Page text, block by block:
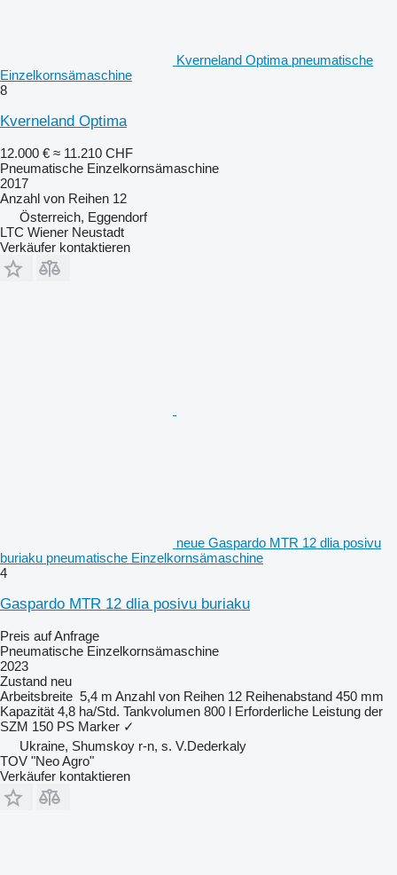
Kverneland Optima pneumatische
Einzelkornsämaschine
8
Kverneland Optima
12.000 € ≈ 11.210 CHF
Pneumatische Einzelkornsämaschine
2017
Anzahl von Reihen 12
Österreich, Eggendorf
LTC Wiener Neustadt
Verkäufer kontaktieren
neue Gaspardo MTR 12 dlia posivu
buriaku pneumatische Einzelkornsämaschine
4
Gaspardo MTR 12 dlia posivu buriaku
Preis auf Anfrage
Pneumatische Einzelkornsämaschine
2023
Zustand neu
Arbeitsbreite 5,4 m Anzahl von Reihen 12 Reihenabstand 450 mm
Kapazität 4,8 ha/Std. Tankvolumen 800 l Erforderliche Leistung der
SZM 150 PS Marker ✓
Ukraine, Shumskoy r-n, s. V.Dederkaly
TOV "Neo Agro"
Verkäufer kontaktieren